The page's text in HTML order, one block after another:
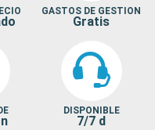
GASTOS DE GESTION
Gratis
DISPONIBLE
7/7 d